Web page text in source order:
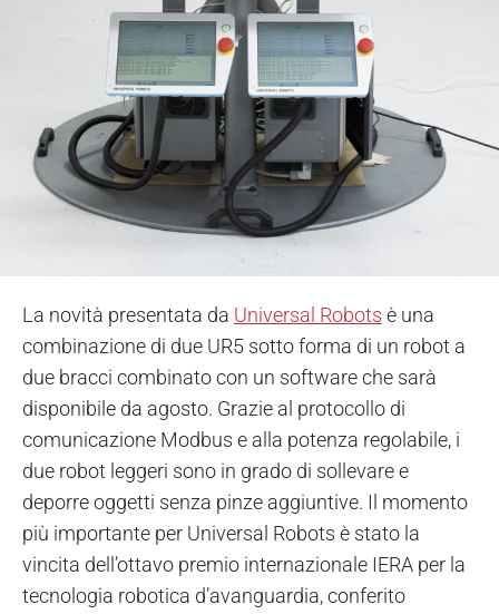
La novità presentata da Universal Robots è una
combinazione di due UR5 sotto forma di un robot a
due bracci combinato con un software che sarà
disponibile da agosto. Grazie al protocollo di
comunicazione Modbus e alla potenza regolabile, i
due robot leggeri sono in grado di sollevare e
deporre oggetti senza pinze aggiuntive. Il momento
più importante per Universal Robots è stato la
vincita dell’ottavo premio internazionale IERA per la
tecnologia robotica d’avanguardia, conferito